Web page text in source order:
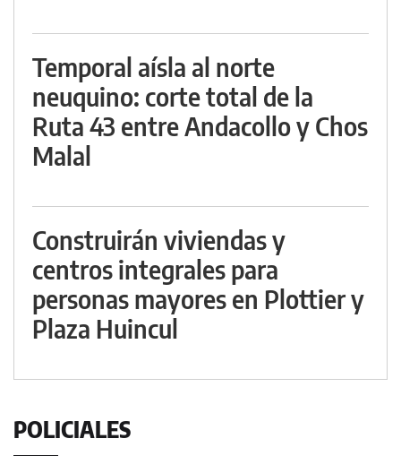
Temporal aísla al norte
neuquino: corte total de la
Ruta 43 entre Andacollo y Chos
Malal
Construirán viviendas y
centros integrales para
personas mayores en Plottier y
Plaza Huincul
POLICIALES